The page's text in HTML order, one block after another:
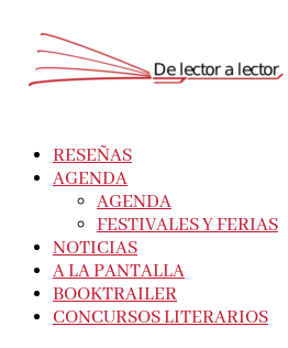
RESEÑAS
AGENDA
AGENDA
FESTIVALES Y FERIAS
NOTICIAS
A LA PANTALLA
BOOKTRAILER
CONCURSOS LITERARIOS